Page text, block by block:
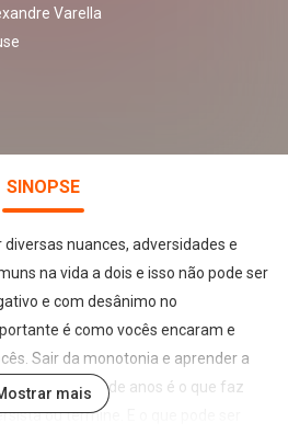
Varella
SINOPSE
nuances, adversidades e
na vida a dois e isso não pode ser
e com desânimo no
é como vocês encaram e
Sair da monotonia e aprender a
ao longo de anos é o que faz
ou termine. E o que pode ser
mais